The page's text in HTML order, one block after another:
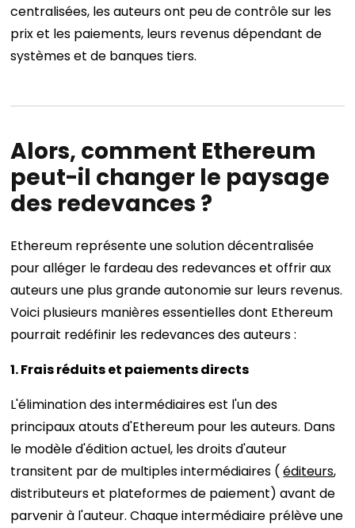
centralisées, les auteurs ont peu de contrôle sur les
prix et les paiements, leurs revenus dépendant de
systèmes et de banques tiers.
Alors, comment Ethereum
peut-il changer le paysage
des redevances ?
Ethereum représente une solution décentralisée
pour alléger le fardeau des redevances et offrir aux
auteurs une plus grande autonomie sur leurs revenus.
Voici plusieurs manières essentielles dont Ethereum
pourrait redéfinir les redevances des auteurs :
1. Frais réduits et paiements directs
L'élimination des intermédiaires est l'un des
principaux atouts d'Ethereum pour les auteurs. Dans
le modèle d'édition actuel, les droits d'auteur
transitent par de multiples intermédiaires (éditeurs,
distributeurs et plateformes de paiement) avant de
parvenir à l'auteur. Chaque intermédiaire prélève une